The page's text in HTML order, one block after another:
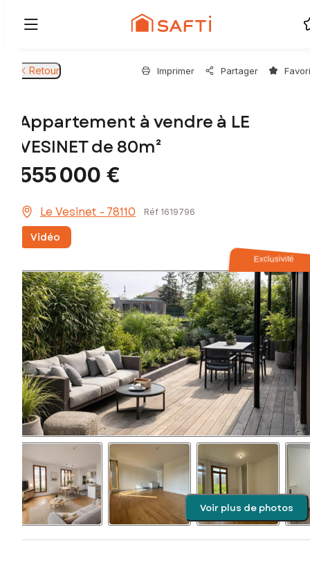
Retour Imprimer Partager
Appartement à vendre à LE
VESINET de 80m²
555 000 €
Le Vesinet - 78110 Réf 1619796
Vidéo
Exclusivité
Voir plus de photos